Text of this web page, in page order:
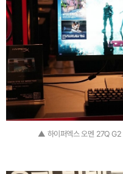
▲ 하이퍼엑스 오멘 27Q G2